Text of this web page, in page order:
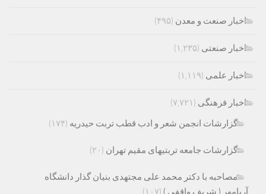
اخبار صنعت و معدن (۴۹۵)
اخبار صنعتی (۱,۲۳۵)
اخبار علمی (۱,۱۱۹)
اخبار فرهنگی (۷,۷۲۱)
گزارشات انجمن شعر و ادب قطب تربت حیدریه (۱۷۴)
گزارشات جامعه تربتیهای مقیم تهران (۲۰)
مصاحبه با دکتر محمد علی مجتهدی بنیان گذار دانشگاه
آریامهر ( شریف واقفی ) (۱۰۷)